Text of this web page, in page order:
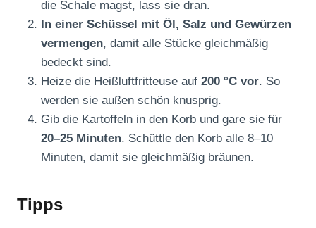
die Schale magst, lass sie dran.
In einer Schüssel mit Öl, Salz und Gewürzen
vermengen, damit alle Stücke gleichmäßig
bedeckt sind.
Heize die Heißluftfritteuse auf 200 °C vor. So
werden sie außen schön knusprig.
Gib die Kartoffeln in den Korb und gare sie für
20–25 Minuten. Schüttle den Korb alle 8–10
Minuten, damit sie gleichmäßig bräunen.
Tipps